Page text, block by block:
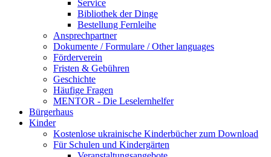
Service
Bibliothek der Dinge
Bestellung Fernleihe
Ansprechpartner
Dokumente / Formulare / Other languages
Förderverein
Fristen & Gebühren
Geschichte
Häufige Fragen
MENTOR - Die Leselernhelfer
Bürgerhaus
Kinder
Kostenlose ukrainische Kinderbücher zum Download
Für Schulen und Kindergärten